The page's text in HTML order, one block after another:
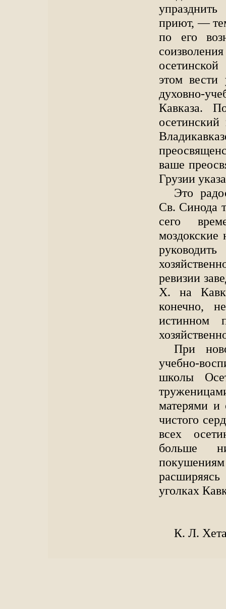
приют, —
по его
этом вести
духовно-
Кавказа.
ваше
Грузии
Это
Св. Синода
сего
моздокские
ревизии
X. на
конечно,
истинном
При
учебно-
школы
матерями
чистого
всех
больше
уголках
К. Л.